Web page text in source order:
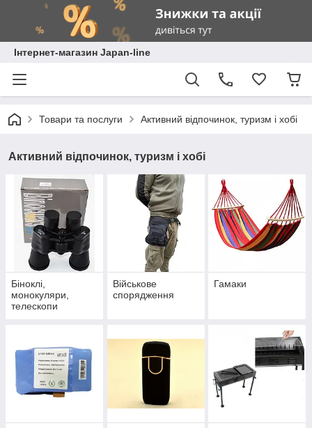
Інтернет-магазин Japan-line
Товари та послуги Активний відпочинок, туризм і хобі
Активний відпочинок, туризм і хобі
Біноклі,
монокуляри,
телескопи
Військове
спорядження
Гамаки